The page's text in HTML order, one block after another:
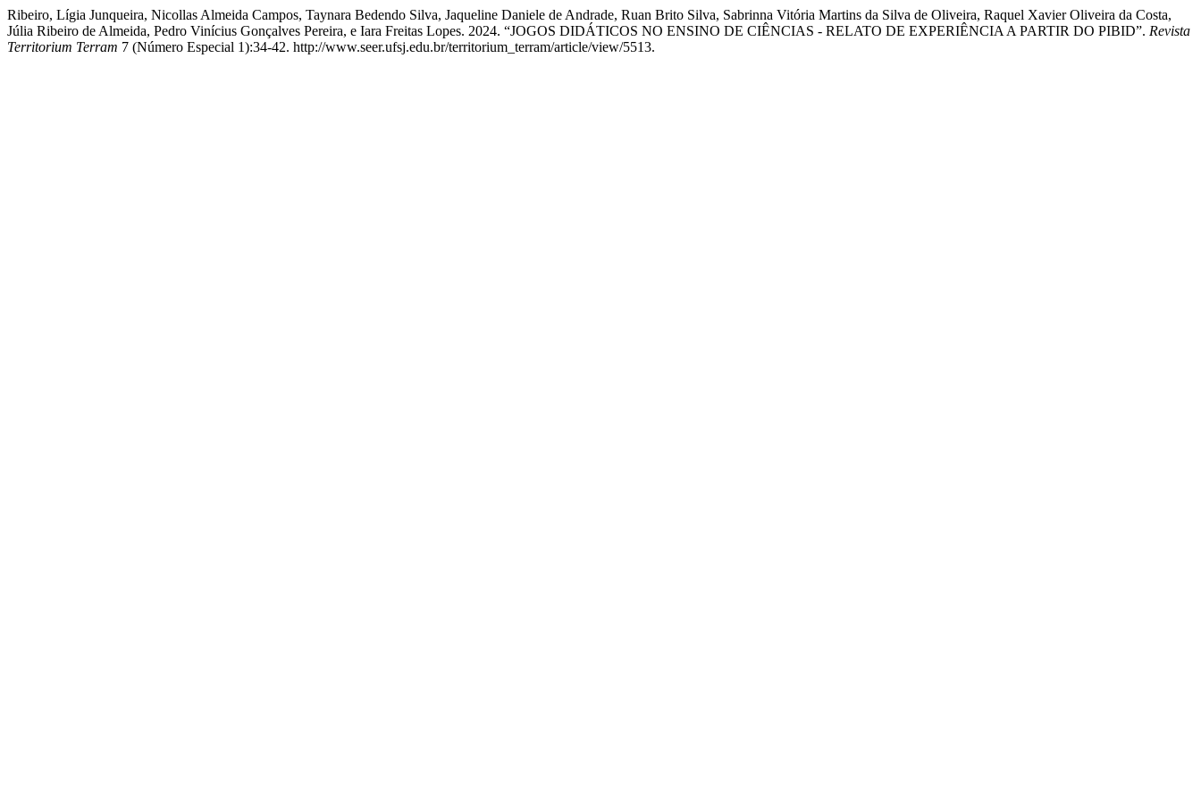
Ribeiro, Lígia Junqueira, Nicollas Almeida Campos, Taynara Bedendo Silva, Jaqueline Daniele de Andrade, Ruan Brito Silva, Sabrinna Vitória Martins da Silva de Oliveira, Raquel Xavier Oliveira da Costa,
Júlia Ribeiro de Almeida, Pedro Vinícius Gonçalves Pereira, e Iara Freitas Lopes. 2024. “JOGOS DIDÁTICOS NO ENSINO DE CIÊNCIAS - RELATO DE EXPERIÊNCIA A PARTIR DO PIBID”. Revista
Territorium Terram 7 (Número Especial 1):34-42. http://www.seer.ufsj.edu.br/territorium_terram/article/view/5513.